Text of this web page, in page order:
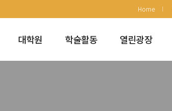
Home
대학원 학술활동 열린광장